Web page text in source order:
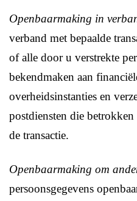
Openbaarmaking in
verband met bepaalde
of alle door u verstrekte
bekendmaken aan
overheidsinstanties en
postdiensten die
de transactie.
Openbaarmaking om
persoonsgegevens